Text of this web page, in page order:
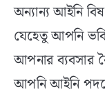
অন্যান্য আইনি
যেহেতু আপনি
আপনার ব্যবসার
আপনি আইনি